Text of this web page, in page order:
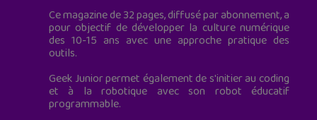
Ce magazine de 32 pages, diffusé par abonnement, a
pour objectif de développer la culture numérique
des 10-15 ans avec une approche pratique des
outils.
Geek Junior permet également de s'initier au coding
et à la robotique avec son robot éducatif
programmable.